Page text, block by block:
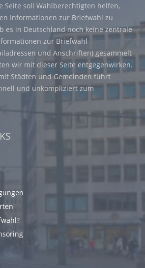
Seite soll Wahlberechtigten helfen,
Informationen zur Briefwahl zu
es in Deutschland noch keine zentrale
zur Briefwahl
und Anschriften) gesammelt
wir mit dieser Seite entgegenwirken.
Städten und Gemeinden führt
und unkompliziert zum